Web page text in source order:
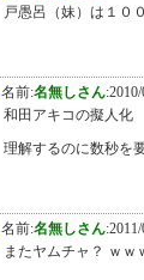
戸愚呂（妹）は１０
名前:名無しさん:
和田アキコの擬人化
理解するのに数秒を
名前:名無しさん:
またヤムチャ？ ｗｗ